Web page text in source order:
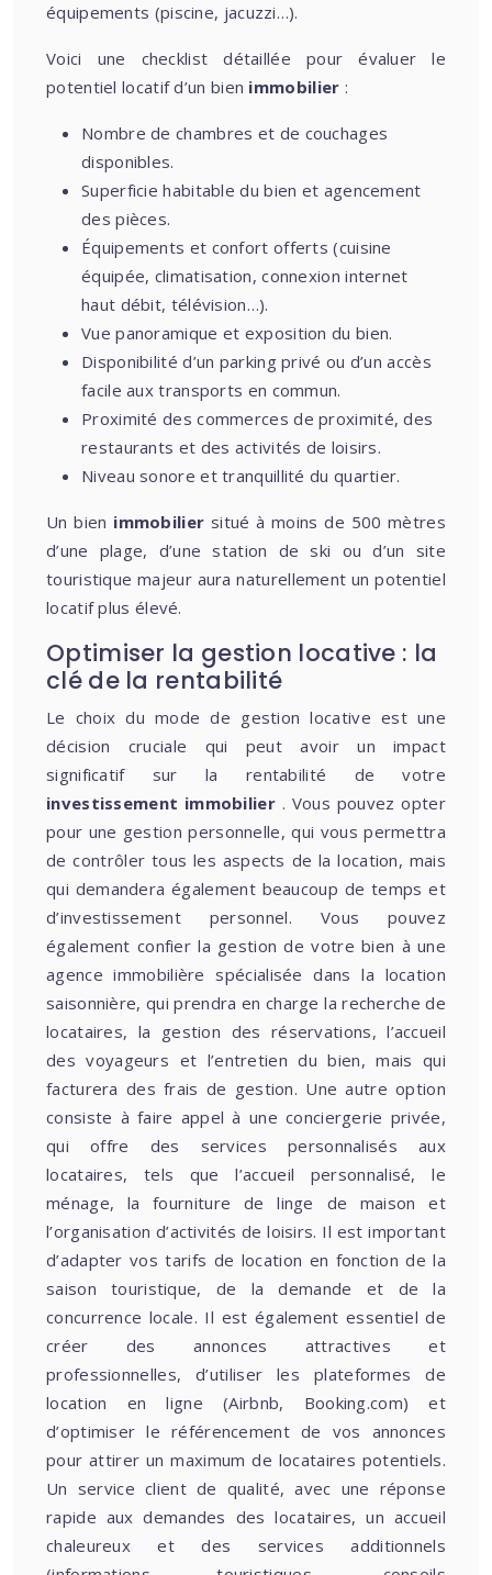
équipements (piscine, jacuzzi…).
Voici une checklist détaillée pour évaluer le
potentiel locatif d’un bien immobilier :
Nombre de chambres et de couchages
disponibles.
Superficie habitable du bien et agencement
des pièces.
Équipements et confort offerts (cuisine
équipée, climatisation, connexion internet
haut débit, télévision…).
Vue panoramique et exposition du bien.
Disponibilité d’un parking privé ou d’un accès
facile aux transports en commun.
Proximité des commerces de proximité, des
restaurants et des activités de loisirs.
Niveau sonore et tranquillité du quartier.
Un bien immobilier situé à moins de 500 mètres
d’une plage, d’une station de ski ou d’un site
touristique majeur aura naturellement un potentiel
locatif plus élevé.
Optimiser la gestion locative : la
clé de la rentabilité
Le choix du mode de gestion locative est une
décision cruciale qui peut avoir un impact
significatif sur la rentabilité de votre
investissement immobilier . Vous pouvez opter
pour une gestion personnelle, qui vous permettra
de contrôler tous les aspects de la location, mais
qui demandera également beaucoup de temps et
d’investissement personnel. Vous pouvez
également confier la gestion de votre bien à une
agence immobilière spécialisée dans la location
saisonnière, qui prendra en charge la recherche de
locataires, la gestion des réservations, l’accueil
des voyageurs et l’entretien du bien, mais qui
facturera des frais de gestion. Une autre option
consiste à faire appel à une conciergerie privée,
qui offre des services personnalisés aux
locataires, tels que l’accueil personnalisé, le
ménage, la fourniture de linge de maison et
l’organisation d’activités de loisirs. Il est important
d’adapter vos tarifs de location en fonction de la
saison touristique, de la demande et de la
concurrence locale. Il est également essentiel de
créer des annonces attractives et
professionnelles, d’utiliser les plateformes de
location en ligne (Airbnb, Booking.com) et
d’optimiser le référencement de vos annonces
pour attirer un maximum de locataires potentiels.
Un service client de qualité, avec une réponse
rapide aux demandes des locataires, un accueil
chaleureux et des services additionnels